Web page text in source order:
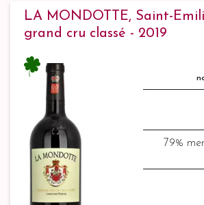
LA MONDOTTE, Saint-
grand cru classé - 2019
79%